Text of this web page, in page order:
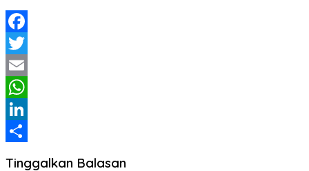
Facebook
Twitter
Email
WhatsApp
LinkedIn
Tinggalkan Balasan